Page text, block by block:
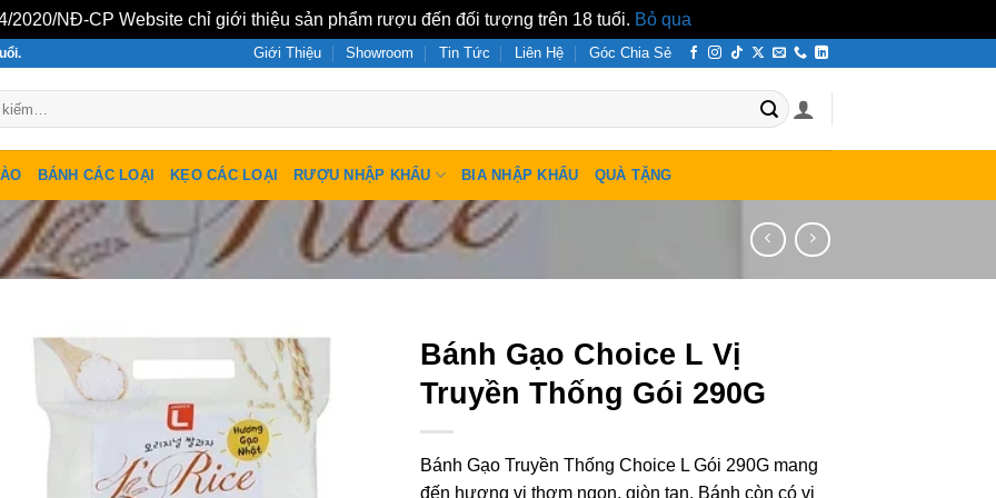
2020/NĐ-CP Website chỉ giới thiệu sản phẩm rượu đến đối tượng trên 18 tuổi. Bỏ qua
Giới Thiệu Showroom Tin Tức Liên Hệ Góc Chia Sẻ
BÁNH CÁC LOẠI KẸO CÁC LOẠI RƯỢU NHẬP KHẨU BIA NHẬP KHẨU QUÀ TẶNG
Bánh Gạo Choice L Vị
Truyền Thống Gói 290G
Bánh Gạo Truyền Thống Choice L Gói 290G mang
đến hương vị thơm ngon, giòn tan. Bánh còn có vị